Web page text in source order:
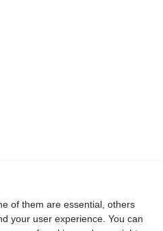
of them are essential, others
your user experience. You can